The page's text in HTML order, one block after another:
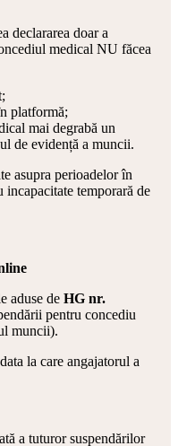
declararea doar a
medical NU făcea
platformă;
mai degrabă un
de evidență a muncii.
asupra perioadelor în
incapacitate temporară de
aduse de HG nr.
pentru concediu
muncii).
la care angajatorul a
a tuturor suspendărilor